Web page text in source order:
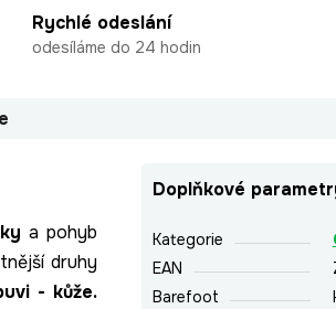
Rychlé odeslání
odesíláme do 24 hodin
a pohyb
druhy
- kůže.
Doplňkové
Kategorie
EAN
Barefoot